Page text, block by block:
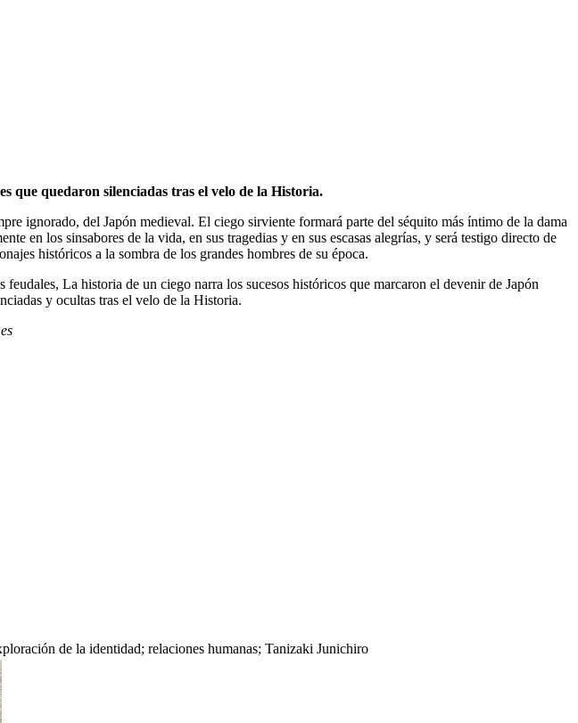
que quedaron silenciadas tras el velo de la Historia.
ignorado, del Japón medieval. El ciego sirviente formará parte del séquito más íntimo de la dama
en los sinsabores de la vida, en sus tragedias y en sus escasas alegrías, y será testigo directo de
históricos a la sombra de los grandes hombres de su época.
La historia de un ciego narra los sucesos históricos que marcaron el devenir de Japón
y ocultas tras el velo de la Historia.
de la identidad; relaciones humanas; Tanizaki Junichiro